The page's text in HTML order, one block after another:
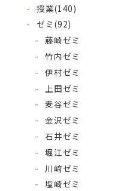
授業(140)
ゼミ(92)
藤崎ゼミ
竹内ゼミ
伊村ゼミ
上田ゼミ
麦谷ゼミ
金沢ゼミ
石井ゼミ
堀江ゼミ
川﨑ゼミ
塩崎ゼミ